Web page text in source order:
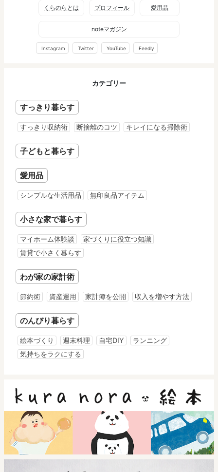
くらのらとは プロフィール 愛用品
noteマガジン
Instagram Twitter YouTube Feedly
カテゴリー
すっきり暮らす
すっきり収納術 断捨離のコツ キレイになる掃除術
子どもと暮らす
愛用品
シンプルな生活用品 無印良品アイテム
小さな家で暮らす
マイホーム体験談
家づくりに役立つ知識
賃貸で小さく暮らす
わが家の家計術
節約術 資産運用 家計簿を公開 収入を増やす方法
のんびり暮らす
絵本づくり 週末料理 自宅DIY
ランニング
気持ちをラクにする